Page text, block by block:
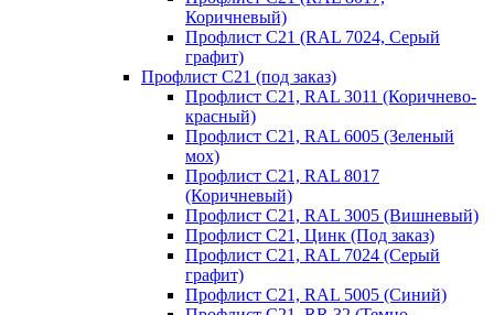
Коричневый)
Профлист С21 (RAL 7024, Серый
графит)
Профлист С21 (под заказ)
Профлист С21, RAL 3011 (Коричнево-
красный)
Профлист С21, RAL 6005 (Зеленый
мох)
Профлист С21, RAL 8017
(Коричневый)
Профлист С21, RAL 3005 (Вишневый)
Профлист С21, Цинк (Под заказ)
Профлист С21, RAL 7024 (Серый
графит)
Профлист С21, RAL 5005 (Синий)